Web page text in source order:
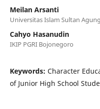
Meilan Arsanti
Universitas Islam Sultan
Cahyo Hasanudin
IKIP PGRI Bojonegoro
Keywords: Character
of Junior High School